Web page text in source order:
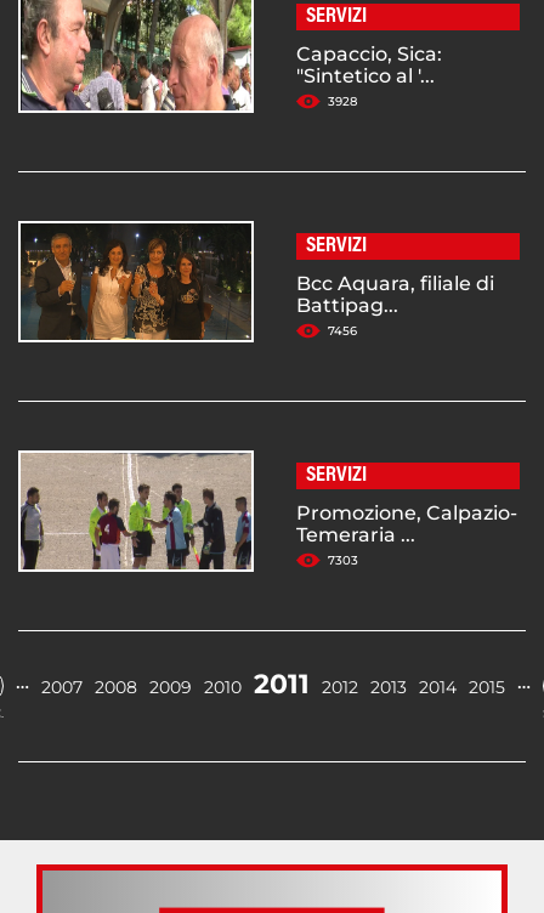
SERVIZI
Capaccio, Sica:
"Sintetico al '...
3928
SERVIZI
Bcc Aquara, filiale di
Battipag...
7456
SERVIZI
Promozione, Calpazio-
Temeraria ...
7303
… 2007 2008 2009 2010 2011 2012 2013 2014 2015 …